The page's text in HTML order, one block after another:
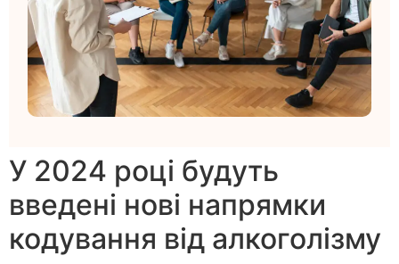
У 2024 році будуть
введені нові напрямки
кодування від алкоголізму